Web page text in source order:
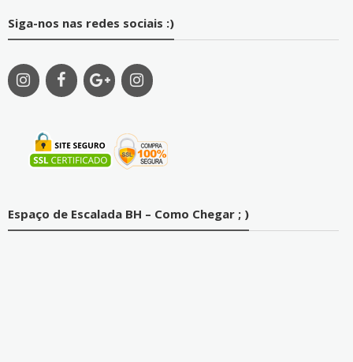
Siga-nos nas redes sociais :)
Espaço de Escalada BH – Como Chegar ; )